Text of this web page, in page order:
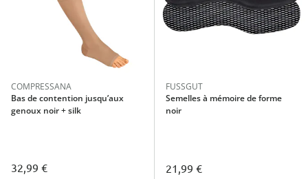
COMPRESSANA
Bas de contention jusqu’aux
genoux noir + silk
32,99 €
FUSSGUT
Semelles à mémoire de forme
noir
21,99 €